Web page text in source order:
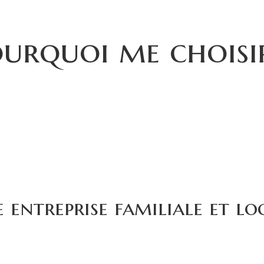
me
entreprise familiale et